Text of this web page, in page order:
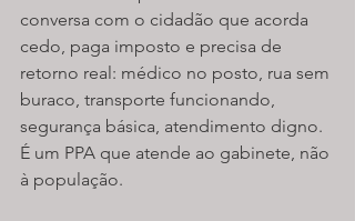
conversa com o cidadão que acorda
cedo, paga imposto e precisa de
retorno real: médico no posto, rua sem
buraco, transporte funcionando,
segurança básica, atendimento digno.
É um PPA que atende ao gabinete, não
à população.